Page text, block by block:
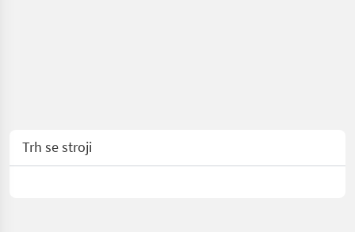
Trh se stroji